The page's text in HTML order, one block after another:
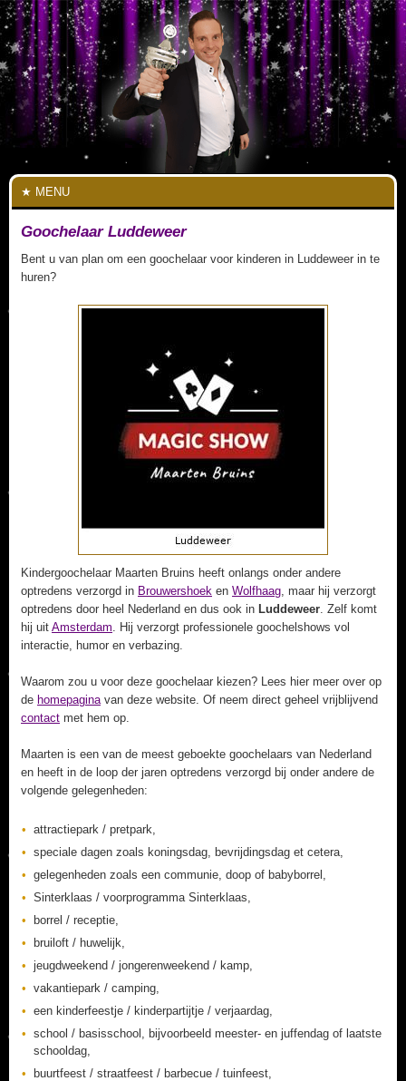
MENU
Goochelaar Luddeweer
Bent u van plan om een goochelaar voor kinderen in Luddeweer in te
huren?
Kindergoochelaar Maarten Bruins heeft onlangs onder andere
optredens verzorgd in Brouwershoek en Wolfhaag, maar hij verzorgt
optredens door heel Nederland en dus ook in Luddeweer. Zelf komt
hij uit Amsterdam. Hij verzorgt professionele goochelshows vol
interactie, humor en verbazing.
Waarom zou u voor deze goochelaar kiezen? Lees hier meer over op
de homepaginavan deze website. Of neem direct geheel vrijblijvend
contact met hem op.
Maarten is een van de meest geboekte goochelaars van Nederland
en heeft in de loop der jaren optredens verzorgd bij onder andere de
volgende gelegenheden:
attractiepark / pretpark,
speciale dagen zoals koningsdag, bevrijdingsdag et cetera,
gelegenheden zoals een communie, doop of babyborrel,
Sinterklaas / voorprogramma Sinterklaas,
borrel / receptie,
bruiloft / huwelijk,
jeugdweekend / jongerenweekend / kamp,
vakantiepark / camping,
een kinderfeestje / kinderpartijtje / verjaardag,
school / basisschool, bijvoorbeeld meester- en juffendag of laatste
schooldag,
buurtfeest / straatfeest / barbecue / tuinfeest,